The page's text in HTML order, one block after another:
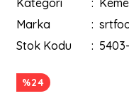
Kategori
Marka
Stok Kodu
%24